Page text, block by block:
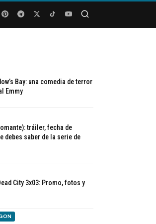
Bay: una comedia de terror
Emmy
tráiler, fecha de
debes saber de la serie de
City 3x03: Promo, fotos y